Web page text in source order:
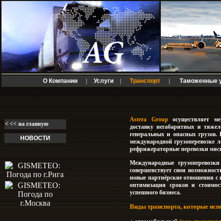
О Компании Услуги Транспорт Таможенные
< << на главную
НОВОСТИ
Astera Groupосуществляет
доставку негабаритных и
генеральных и опасных
международной
рефрижераторные перевозки
Международные
совершенствует свои
новые партнёрские отношения с
оптимизация сроков и
успешного бизнеса.
Виды транспорта, которые